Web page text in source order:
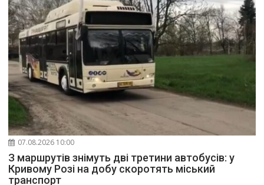
07.08.2026 10:00
З маршрутів знімуть дві третини автобусів: у
Кривому Розі на добу скоротять міський
транспорт